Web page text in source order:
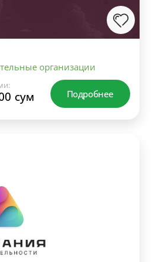
организации
сум Подробнее